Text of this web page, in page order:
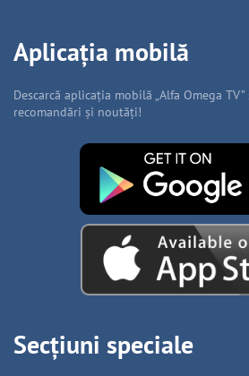
Aplicația mobilă
Descarcă aplicația mobilă „Alfa Omega
recomandări și noutăți!
Secțiuni speciale